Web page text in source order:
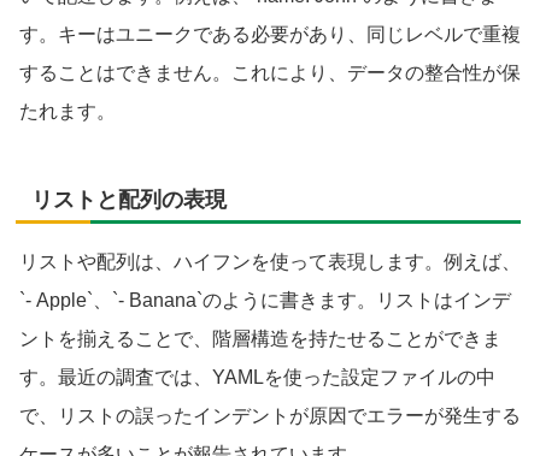
す。キーはユニークである必要があり、同じレベルで重複
することはできません。これにより、データの整合性が保
たれます。
リストと配列の表現
リストや配列は、ハイフンを使って表現します。例えば、
`- Apple`、`- Banana`のように書きます。リストはインデ
ントを揃えることで、階層構造を持たせることができま
す。最近の調査では、YAMLを使った設定ファイルの中
で、リストの誤ったインデントが原因でエラーが発生する